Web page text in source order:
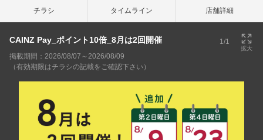
チラシ タイム ライン 店舗詳細
CAINZ Pay_ポイント10倍_8月は2回開催 1/1
拡大
掲載期間：2026/08/07～2026/08/09
（有効期限はチラシの記載をご確認下さい）